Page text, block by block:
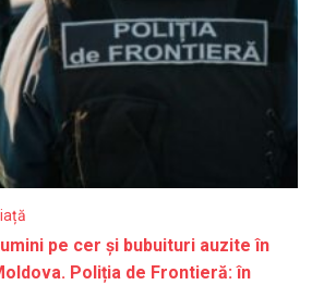
pe cer și bubuituri auzite în
Poliția de Frontieră: în